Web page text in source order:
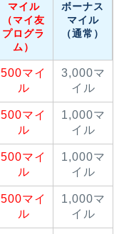
マイル
（マイ友
プログラ
ム）
ボーナス
マイル
（通常）
500マイ
ル
3,000マ
イル
500マイ
ル
1,000マ
イル
500マイ
ル
1,000マ
イル
500マイ
ル
1,000マ
イル